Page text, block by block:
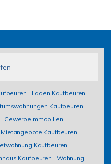
Laden Kaufbeuren
Kaufbeuren
Gewerbeimmobilien
Mietangebote Kaufbeuren
Kaufbeuren
Kaufbeuren
Wohnung